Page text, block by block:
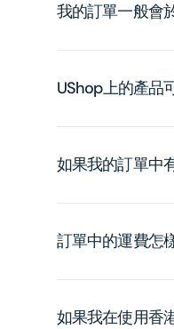
我的訂單一般會
UShop上的產品
如果我的訂單中
訂單中的運費怎
如果我在使用香